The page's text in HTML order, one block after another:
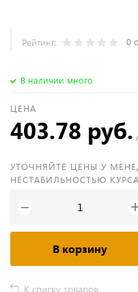
Рейтинг: 0
В наличии много
ЦЕНА
403.78 руб.
УТОЧНЯЙТЕ ЦЕНЫ У
НЕСТАБИЛЬНОСТЬЮ
−
В корзину
К списку товаров